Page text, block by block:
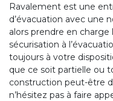
Ravalement est une
d’évacuation avec une
alors prendre en charge
sécurisation à
toujours à votre
que ce soit partielle ou
construction peut-être
n’hésitez pas à faire